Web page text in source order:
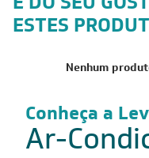
ESTES
Nenhum
Conheça a
Ar-